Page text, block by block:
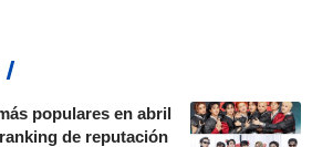
populares en abril
de reputación